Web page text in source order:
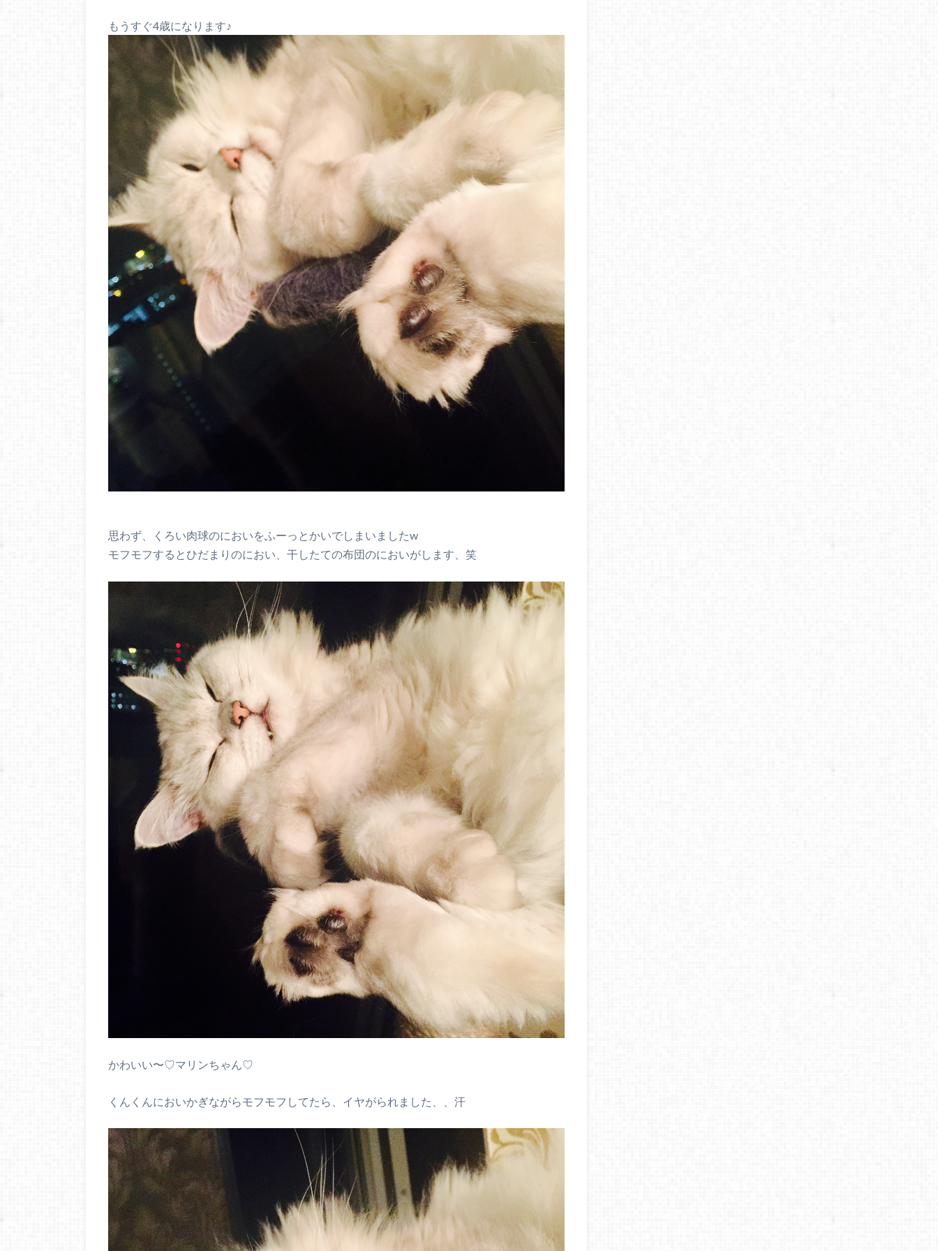
もうすぐ4歳になります♪
思わず、くろい肉球のにおいをふーっとかいでしまいましたw
モフモフするとひだまりのにおい、干したての布団のにおいがします、笑
かわいい〜♡マリンちゃん♡
くんくんにおいかぎながらモフモフしてたら、イヤがられました、、汗